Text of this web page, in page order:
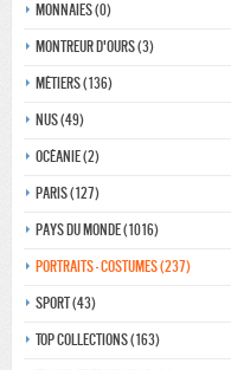
Monnaies (0)
Montreur d'ours (3)
Métiers (136)
Nus (49)
Océanie (2)
Paris (127)
Pays du monde (1016)
Portraits - costumes (237)
Sport (43)
Top collections (163)